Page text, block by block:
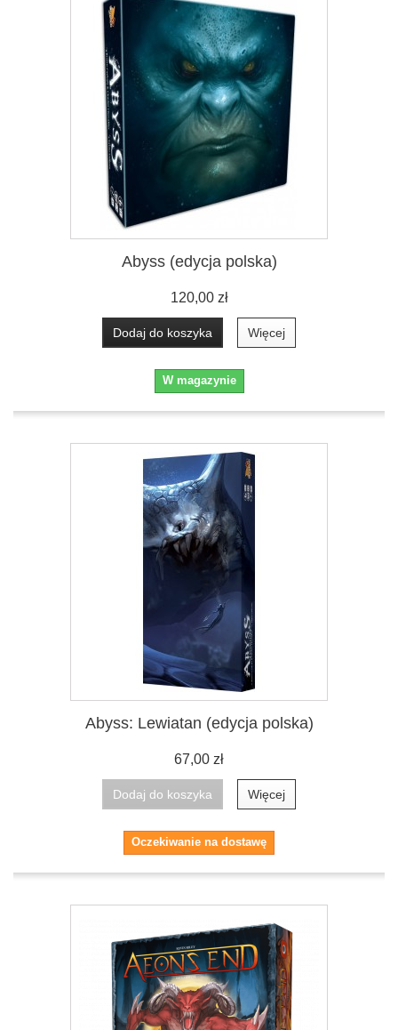
Abyss (edycja polska)
120,00 zł
Dodaj do koszyka Więcej
W magazynie
Abyss: Lewiatan (edycja polska)
67,00 zł
Dodaj do koszyka Więcej
Oczekiwanie na dostawę